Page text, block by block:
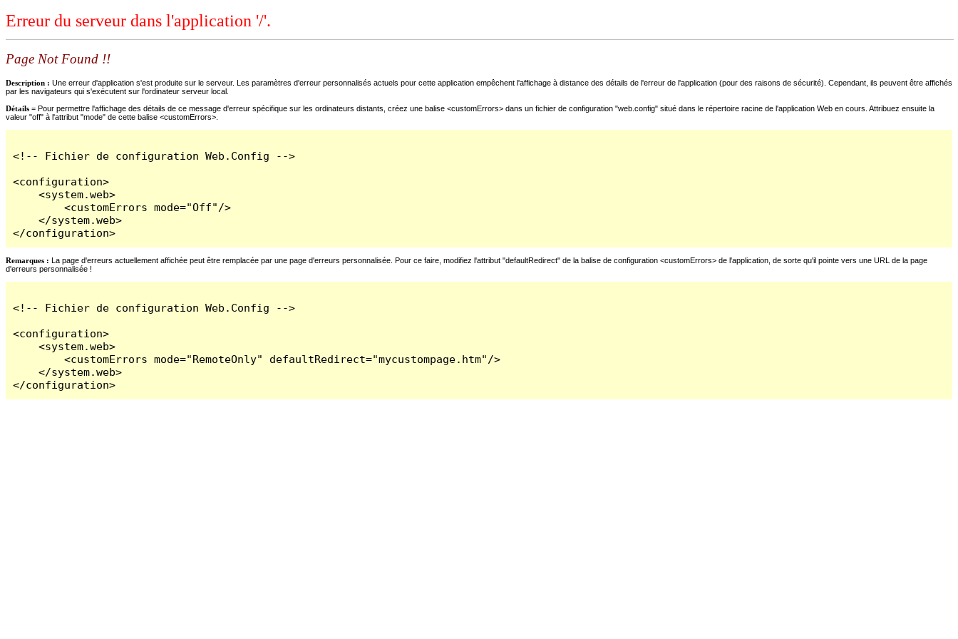
Erreur du serveur dans l'application '/'.
Page Not Found !!
Description : Une erreur d'application s'est produite sur le serveur. Les paramètres d'erreur personnalisés actuels pour cette application empêchent l'affichage à distance des détails de l'erreur de l'application (pour des raisons de sécurité). Cependant, ils peuvent être affichés
par les navigateurs qui s'exécutent sur l'ordinateur serveur local.
Détails = Pour permettre l'affichage des détails de ce message d'erreur spécifique sur les ordinateurs distants, créez une balise <customErrors> dans un fichier de configuration "web.config" situé dans le répertoire racine de l'application Web en cours. Attribuez ensuite la
valeur "off" à l'attribut "mode" de cette balise <customErrors>.
<!-- Fichier de configuration Web.Config -->
<configuration>
    <system.web>
        <customErrors mode="Off"/>
    </system.web>
</configuration>
Remarques : La page d'erreurs actuellement affichée peut être remplacée par une page d'erreurs personnalisée. Pour ce faire, modifiez l'attribut "defaultRedirect" de la balise de configuration <customErrors> de l'application, de sorte qu'il pointe vers une URL de la page
d'erreurs personnalisée !
<!-- Fichier de configuration Web.Config -->
<configuration>
    <system.web>
        <customErrors mode="RemoteOnly" defaultRedirect="mycustompage.htm"/>
    </system.web>
</configuration>